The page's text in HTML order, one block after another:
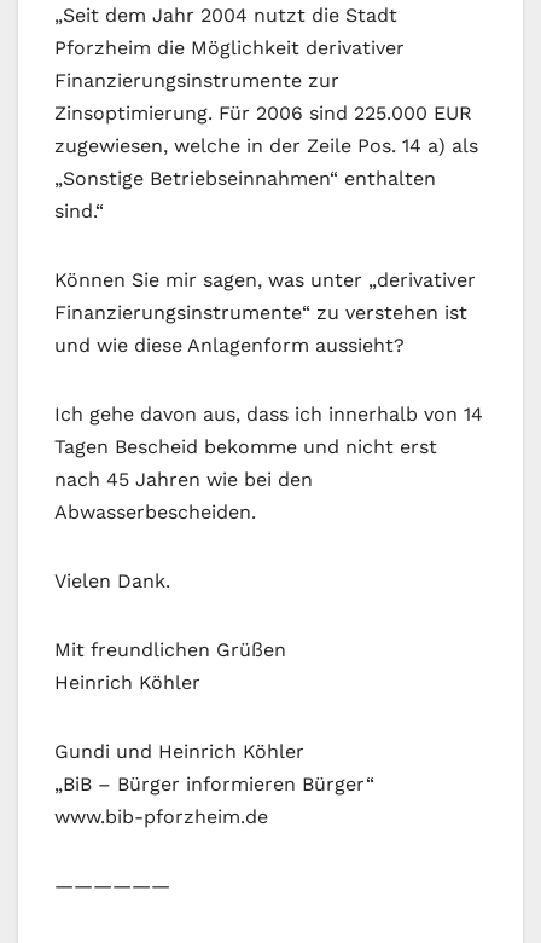
„Seit dem Jahr 2004 nutzt die Stadt
Pforzheim die Möglichkeit derivativer
Finanzierungsinstrumente zur
Zinsoptimierung. Für 2006 sind 225.000 EUR
zugewiesen, welche in der Zeile Pos. 14 a) als
„Sonstige Betriebseinnahmen“ enthalten
sind.“
Können Sie mir sagen, was unter „derivativer
Finanzierungsinstrumente“ zu verstehen ist
und wie diese Anlagenform aussieht?
Ich gehe davon aus, dass ich innerhalb von 14
Tagen Bescheid bekomme und nicht erst
nach 45 Jahren wie bei den
Abwasserbescheiden.
Vielen Dank.
Mit freundlichen Grüßen
Heinrich Köhler
Gundi und Heinrich Köhler
„BiB – Bürger informieren Bürger“
www.bib-pforzheim.de
——————